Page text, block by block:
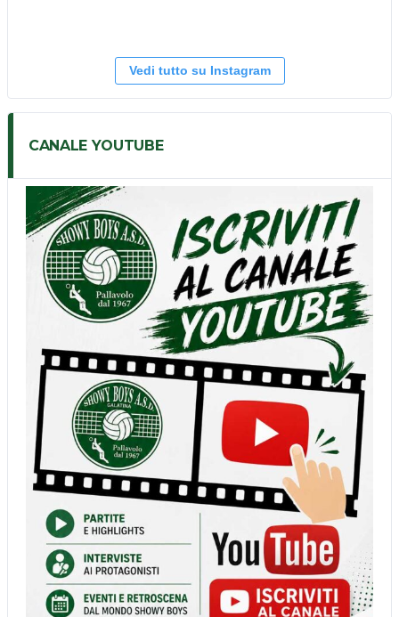
Vedi tutto su Instagram
CANALE YOUTUBE